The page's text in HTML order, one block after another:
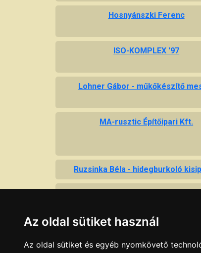
Hosnyánszki Ferenc
ISO-KOMPLEX '97
Lohner Gábor - műkőkészítő
MA-rusztic Építőipari Kft.
Ruzsinka Béla - hidegburkoló
Az oldal sütiket használ
Az oldal sütiket és egyéb nyomkövető